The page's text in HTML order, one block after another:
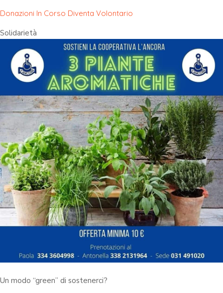
Donazioni In Corso Diventa Volontario
Solidarietà
Un modo “green” di sostenerci?